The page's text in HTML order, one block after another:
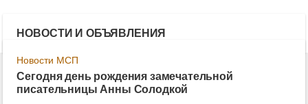
НОВОСТИ И ОБЪЯВЛЕНИЯ
Новости МСП
Сегодня день рождения замечательной
писательницы Анны Солодкой